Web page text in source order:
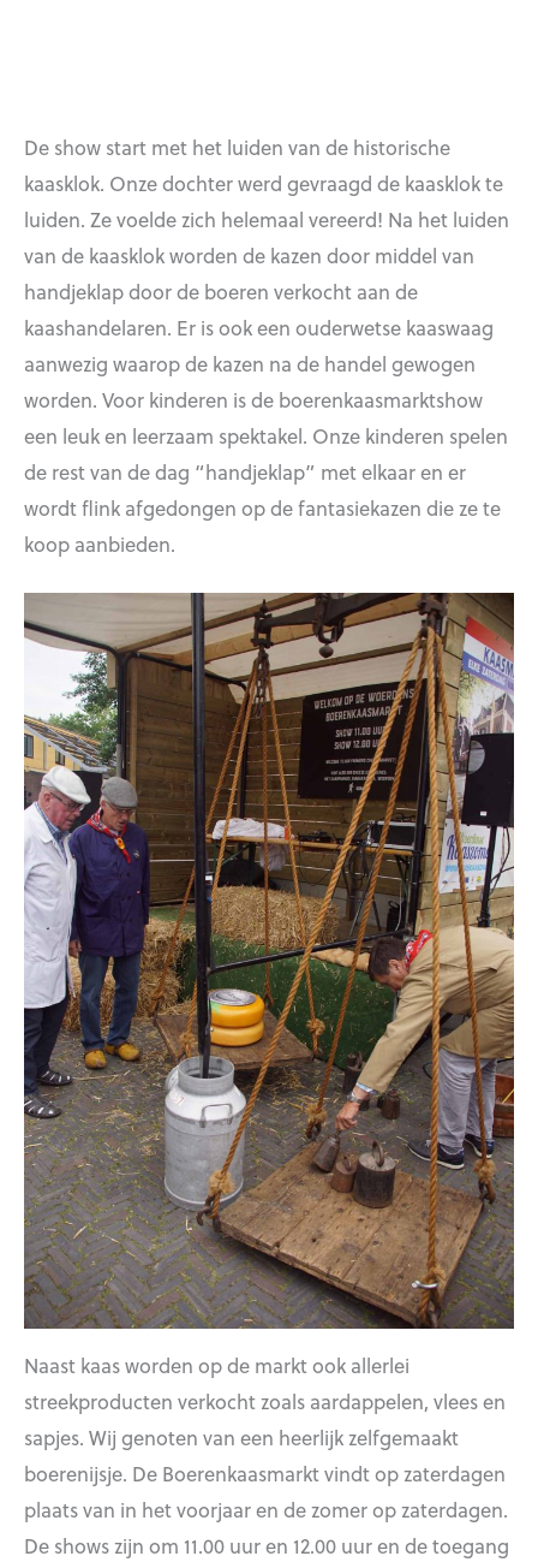
De show start met het luiden van de historische
kaasklok. Onze dochter werd gevraagd de kaasklok te
luiden. Ze voelde zich helemaal vereerd! Na het luiden
van de kaasklok worden de kazen door middel van
handjeklap door de boeren verkocht aan de
kaashandelaren. Er is ook een ouderwetse kaaswaag
aanwezig waarop de kazen na de handel gewogen
worden. Voor kinderen is de boerenkaasmarktshow
een leuk en leerzaam spektakel. Onze kinderen spelen
de rest van de dag “handjeklap” met elkaar en er
wordt flink afgedongen op de fantasiekazen die ze te
koop aanbieden.
Naast kaas worden op de markt ook allerlei
streekproducten verkocht zoals aardappelen, vlees en
sapjes. Wij genoten van een heerlijk zelfgemaakt
boerenijsje. De Boerenkaasmarkt vindt op zaterdagen
plaats van in het voorjaar en de zomer op zaterdagen.
De shows zijn om 11.00 uur en 12.00 uur en de toegang